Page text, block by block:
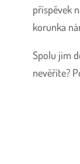
příspěvek
korunka
Spolu jim
nevěříte?